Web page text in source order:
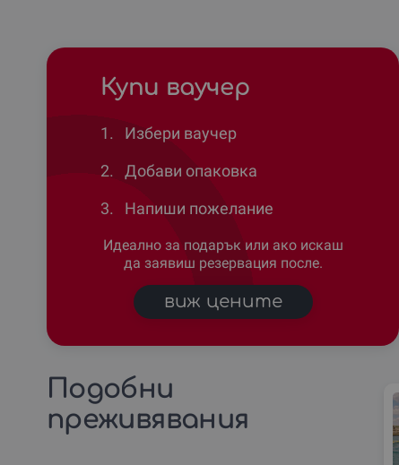
Купи ваучер
1.
Избери ваучер
2.
Добави опаковка
3.
Напиши пожелание
Идеално за подарък или ако искаш
да заявиш резервация после.
виж цените
Подобни
преживявания